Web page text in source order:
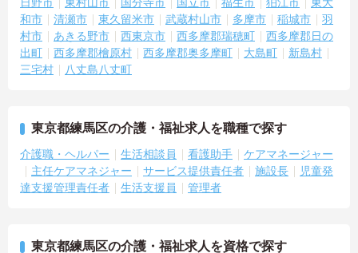
和市
清瀬市 東久留米市 武蔵村山市 多摩市 稲城市
羽
村市
あきる野市 西東京市 西多摩郡瑞穂町
西多摩郡日の
出町
西多摩郡檜原村 西多摩郡奥多摩町 大島町
新島村
三宅村
八丈島八丈町
東京都練馬区の介護・福祉求人を職種で探す
介護職・ヘルパー 生活相談員 看護助手
ケアマネージャー
主任ケアマネジャー
サービス提供責任者 施設長
児童発
達支援管理責任者
生活支援員 管理者
東京都練馬区の介護・福祉求人を資格で探す